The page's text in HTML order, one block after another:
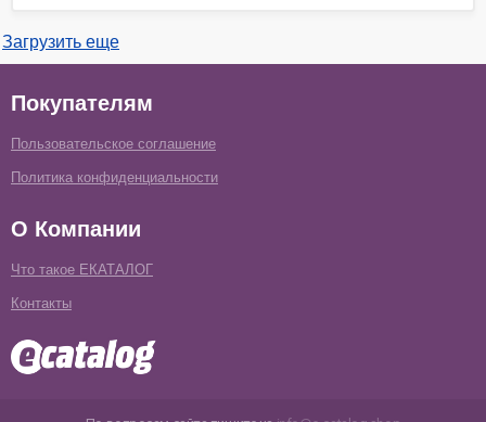
Загрузить еще
Покупателям
Пользовательское соглашение
Политика конфиденциальности
О Компании
Что такое ЕКАТАЛОГ
Контакты